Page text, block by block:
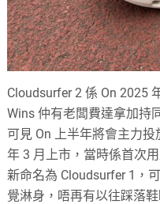
Cloudsurfer 2 係 On 2025
Wins 仲有老闆費達拿加持
可見 On 上半年將會主力
年 3 月上市，當時係首次
新命名為 Cloudsurfer 1，
覺淋身，唔再有以往踩落